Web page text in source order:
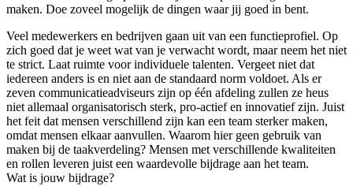
maken. Doe zoveel mogelijk de dingen waar jij goed in bent.
Veel medewerkers en bedrijven gaan uit van een functieprofiel. Op
zich goed dat je weet wat van je verwacht wordt, maar neem het niet
te strict. Laat ruimte voor individuele talenten. Vergeet niet dat
iedereen anders is en niet aan de standaard norm voldoet. Als er
zeven communicatieadviseurs zijn op één afdeling zullen ze heus
niet allemaal organisatorisch sterk, pro-actief en innovatief zijn. Juist
het feit dat mensen verschillend zijn kan een team sterker maken,
omdat mensen elkaar aanvullen. Waarom hier geen gebruik van
maken bij de taakverdeling? Mensen met verschillende kwaliteiten
en rollen leveren juist een waardevolle bijdrage aan het team.
Wat is jouw bijdrage?